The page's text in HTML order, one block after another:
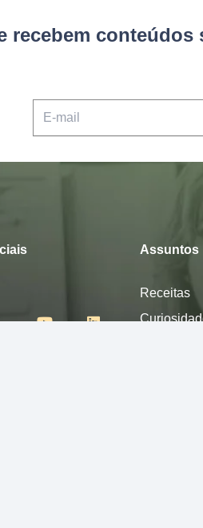
recebem conteúdos
Assuntos
Receitas